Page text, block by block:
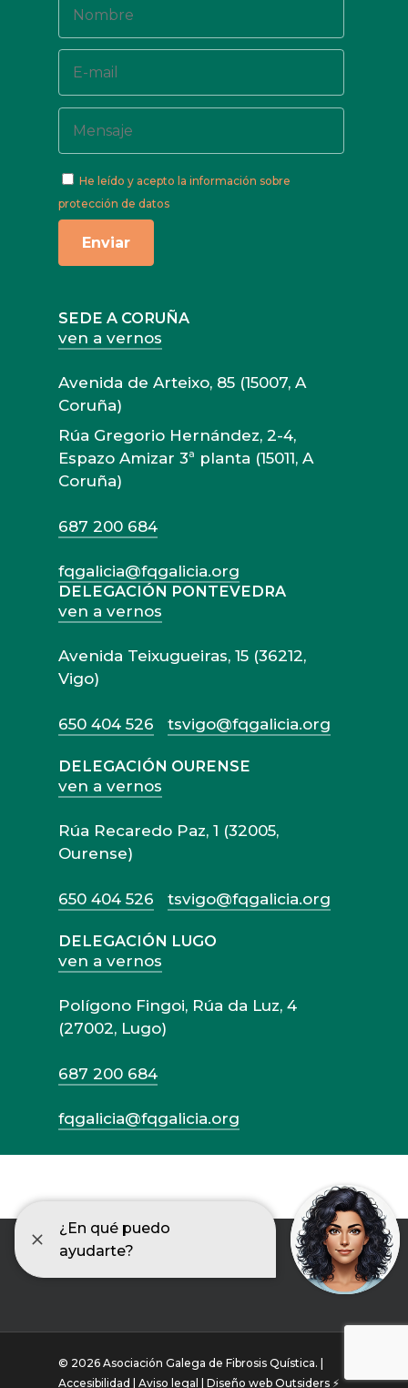
He leído y acepto la información sobre
protección de datos
SEDE A CORUÑA
ven a vernos
Avenida de Arteixo, 85 (15007, A
Coruña)
Rúa Gregorio Hernández, 2-4,
Espazo Amizar 3ª planta (15011, A
Coruña)
687 200 684
fqgalicia@fqgalicia.org
DELEGACIÓN PONTEVEDRA
ven a vernos
Avenida Teixugueiras, 15 (36212,
Vigo)
650 404 526 tsvigo@fqgalicia.org
DELEGACIÓN OURENSE
ven a vernos
Rúa Recaredo Paz, 1 (32005,
Ourense)
650 404 526 tsvigo@fqgalicia.org
DELEGACIÓN LUGO
ven a vernos
Polígono Fingoi, Rúa da Luz, 4
(27002, Lugo)
687 200 684
fqgalicia@fqgalicia.org
© 2026 Asociación Galega de Fibrosis Quística. |
Accesibilidad | Aviso legal | Diseño web Outsiders ⚡